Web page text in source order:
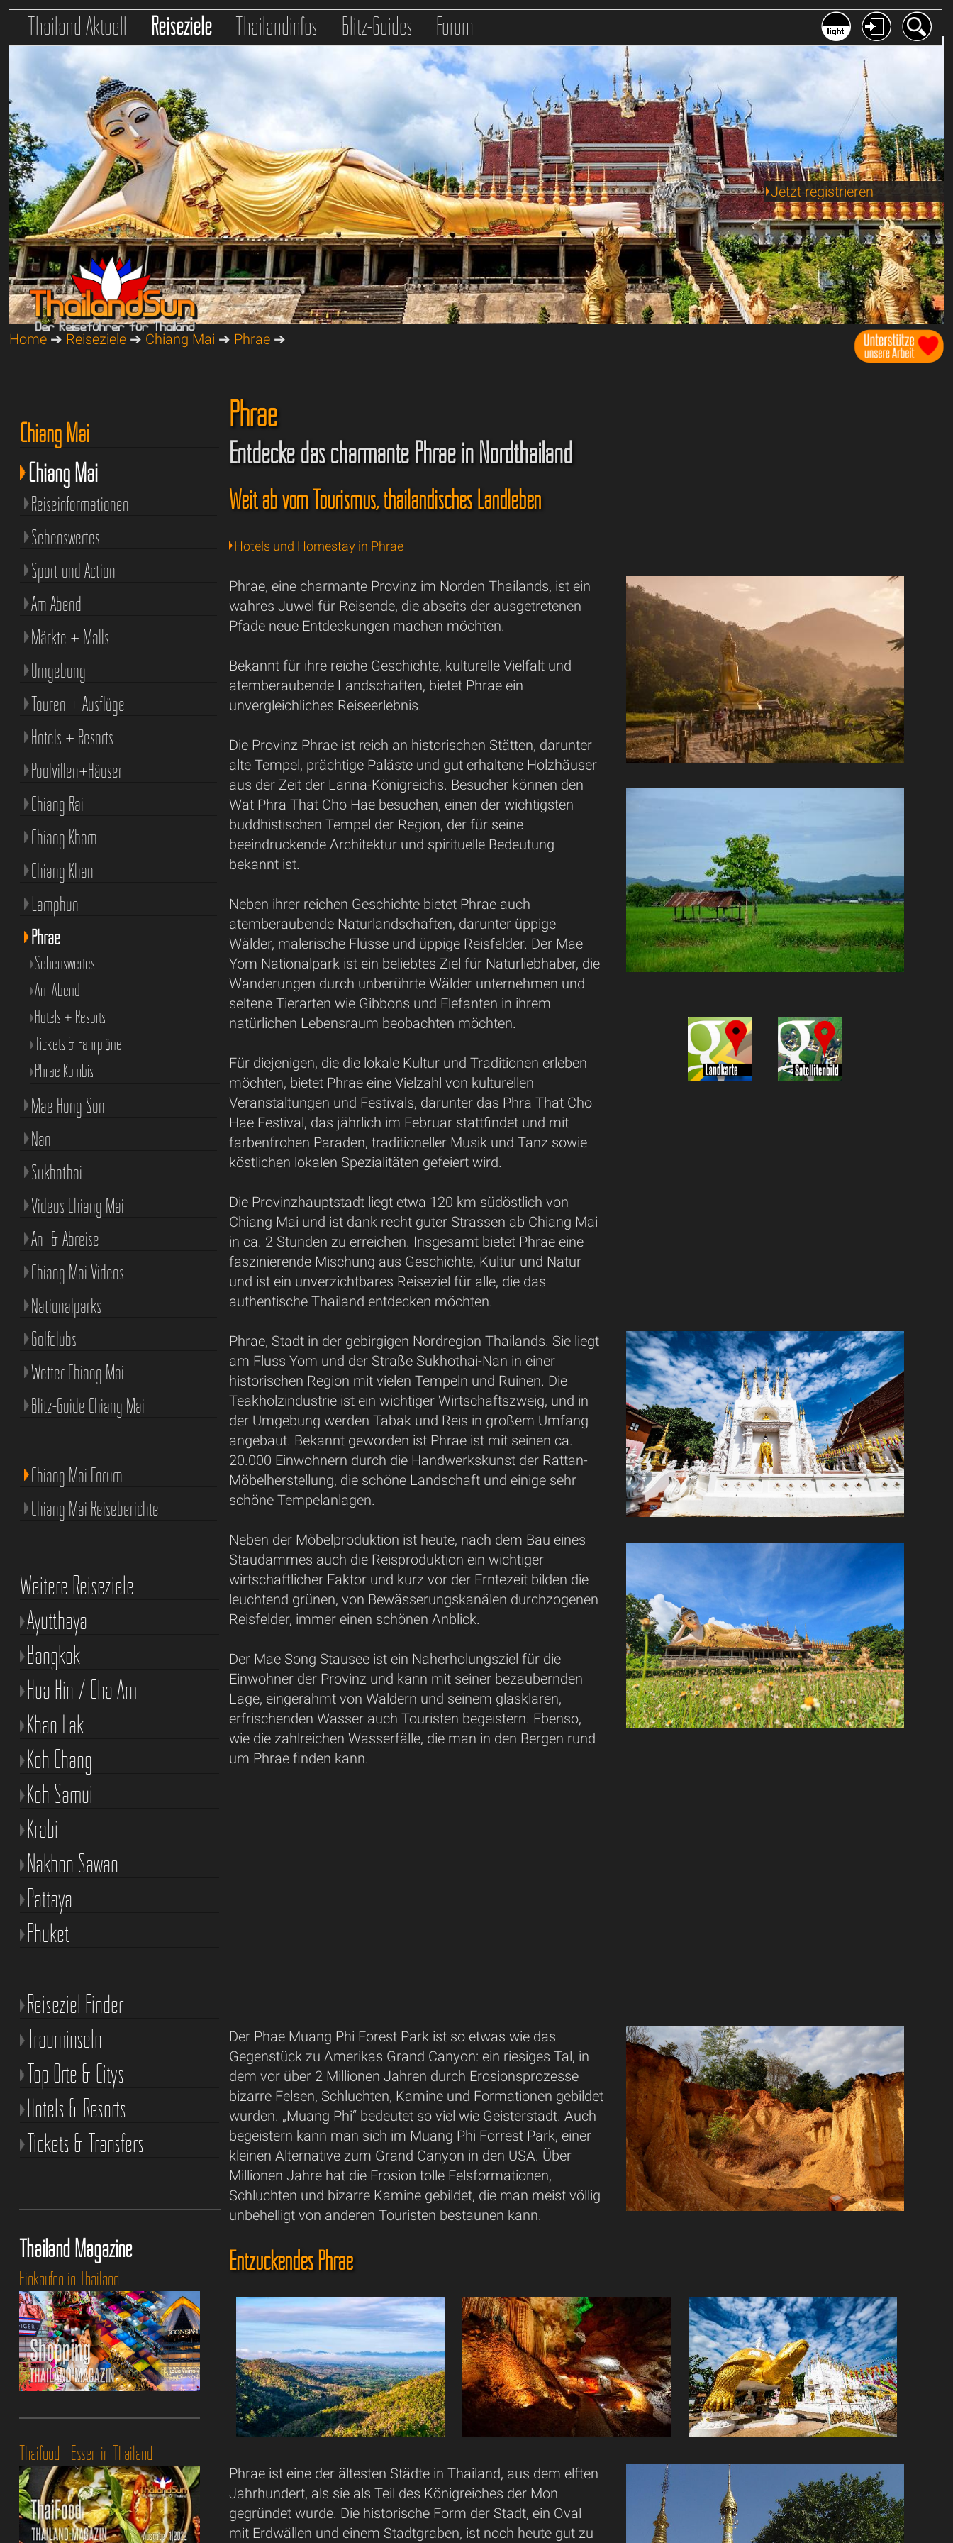
Thailand Aktuell Reiseziele Thailandinfos Blitz-Guides Forum
Jetzt registrieren
Home ➔ Reiseziele ➔ Chiang Mai ➔ Phrae ➔
Phrae
Entdecke das charmante Phrae in Nordthailand
Weit ab vom Tourismus, thailändisches Landleben
Hotels und Homestay in Phrae
Phrae, eine charmante Provinz im Norden Thailands, ist ein
wahres Juwel für Reisende, die abseits der ausgetretenen
Pfade neue Entdeckungen machen möchten.
Bekannt für ihre reiche Geschichte, kulturelle Vielfalt und
atemberaubende Landschaften, bietet Phrae ein
unvergleichliches Reiseerlebnis.
Die Provinz Phrae ist reich an historischen Stätten, darunter
alte Tempel, prächtige Paläste und gut erhaltene Holzhäuser
aus der Zeit der Lanna-Königreichs. Besucher können den
Wat Phra That Cho Hae besuchen, einen der wichtigsten
buddhistischen Tempel der Region, der für seine
beeindruckende Architektur und spirituelle Bedeutung
bekannt ist.
Neben ihrer reichen Geschichte bietet Phrae auch
atemberaubende Naturlandschaften, darunter üppige
Wälder, malerische Flüsse und üppige Reisfelder. Der Mae
Yom Nationalpark ist ein beliebtes Ziel für Naturliebhaber, die
Wanderungen durch unberührte Wälder unternehmen und
seltene Tierarten wie Gibbons und Elefanten in ihrem
natürlichen Lebensraum beobachten möchten.
Für diejenigen, die die lokale Kultur und Traditionen erleben
möchten, bietet Phrae eine Vielzahl von kulturellen
Veranstaltungen und Festivals, darunter das Phra That Cho
Hae Festival, das jährlich im Februar stattfindet und mit
farbenfrohen Paraden, traditioneller Musik und Tanz sowie
köstlichen lokalen Spezialitäten gefeiert wird.
Die Provinzhauptstadt liegt etwa 120 km südöstlich von
Chiang Mai und ist dank recht guter Strassen ab Chiang Mai
in ca. 2 Stunden zu erreichen. Insgesamt bietet Phrae eine
faszinierende Mischung aus Geschichte, Kultur und Natur
und ist ein unverzichtbares Reiseziel für alle, die das
authentische Thailand entdecken möchten.
Phrae, Stadt in der gebirgigen Nordregion Thailands. Sie liegt
am Fluss Yom und der Straße Sukhothai-Nan in einer
historischen Region mit vielen Tempeln und Ruinen. Die
Teakholzindustrie ist ein wichtiger Wirtschaftszweig, und in
der Umgebung werden Tabak und Reis in großem Umfang
angebaut. Bekannt geworden ist Phrae ist mit seinen ca.
20.000 Einwohnern durch die Handwerkskunst der Rattan-
Möbelherstellung, die schöne Landschaft und einige sehr
schöne Tempelanlagen.
Neben der Möbelproduktion ist heute, nach dem Bau eines
Staudammes auch die Reisproduktion ein wichtiger
wirtschaftlicher Faktor und kurz vor der Erntezeit bilden die
leuchtend grünen, von Bewässerungskanälen durchzogenen
Reisfelder, immer einen schönen Anblick.
Der Mae Song Stausee ist ein Naherholungsziel für die
Einwohner der Provinz und kann mit seiner bezaubernden
Lage, eingerahmt von Wäldern und seinem glasklaren,
erfrischenden Wasser auch Touristen begeistern. Ebenso,
wie die zahlreichen Wasserfälle, die man in den Bergen rund
um Phrae finden kann.
Der Phae Muang Phi Forest Park ist so etwas wie das
Gegenstück zu Amerikas Grand Canyon: ein riesiges Tal, in
dem vor über 2 Millionen Jahren durch Erosionsprozesse
bizarre Felsen, Schluchten, Kamine und Formationen gebildet
wurden. „Muang Phi“ bedeutet so viel wie Geisterstadt. Auch
begeistern kann man sich im Muang Phi Forrest Park, einer
kleinen Alternative zum Grand Canyon in den USA. Über
Millionen Jahre hat die Erosion tolle Felsformationen,
Schluchten und bizarre Kamine gebildet, die man meist völlig
unbehelligt von anderen Touristen bestaunen kann.
Entzückendes Phrae
Phrae ist eine der ältesten Städte in Thailand, aus dem elften
Jahrhundert, als sie als Teil des Königreiches der Mon
gegründet wurde. Die historische Form der Stadt, ein Oval
mit Erdwällen und einem Stadtgraben, ist noch heute gut zu
Chiang Mai
Chiang Mai
Reiseinformationen
Sehenswertes
Sport und Action
Am Abend
Märkte + Malls
Umgebung
Touren + Ausflüge
Hotels + Resorts
Poolvillen+Häuser
Chiang Rai
Chiang Kham
Chiang Khan
Lamphun
Phrae
Sehenswertes
Am Abend
Hotels + Resorts
Tickets & Fahrpläne
Phrae Kombis
Mae Hong Son
Nan
Sukhothai
Videos Chiang Mai
An- & Abreise
Chiang Mai Videos
Nationalparks
Golfclubs
Wetter Chiang Mai
Blitz-Guide Chiang Mai
Chiang Mai Forum
Chiang Mai Reiseberichte
Weitere Reiseziele
Ayutthaya
Bangkok
Hua Hin / Cha Am
Khao Lak
Koh Chang
Koh Samui
Krabi
Nakhon Sawan
Pattaya
Phuket
Reiseziel Finder
Trauminseln
Top Orte & Citys
Hotels & Resorts
Tickets & Transfers
Thailand Magazine
Einkaufen in Thailand
Thaifood - Essen in Thailand